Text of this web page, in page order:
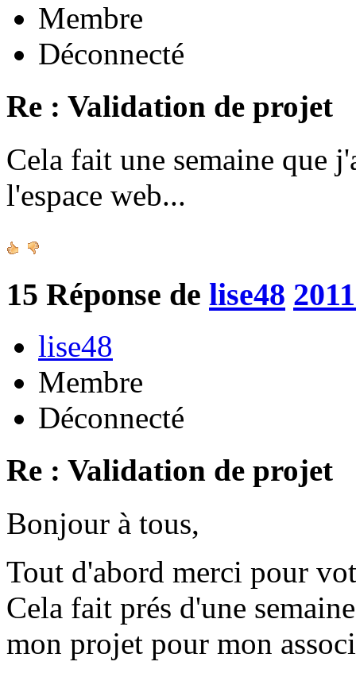
Membre
Déconnecté
Re : Validation de projet
Cela fait une semaine que
l'espace web...
15 Réponse de lise48
lise48
Membre
Déconnecté
Re : Validation de projet
Bonjour à tous,
Tout d'abord merci pour
Cela fait prés d'une
mon projet pour mon